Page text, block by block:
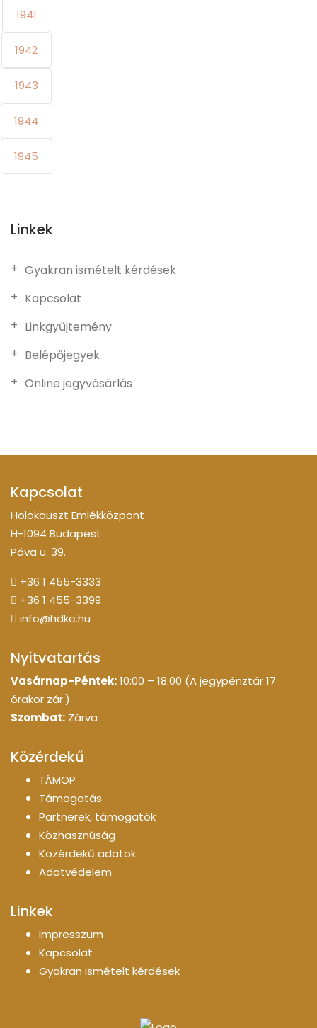
1941
1942
1943
1944
1945
Linkek
Gyakran ismételt kérdések
Kapcsolat
Linkgyűjtemény
Belépőjegyek
Online jegyvásárlás
Kapcsolat
Holokauszt Emlékközpont
H-1094 Budapest
Páva u. 39.
+36 1 455-3333
+36 1 455-3399
info@hdke.hu
Nyitvatartás
Vasárnap-Péntek:10:00 – 18:00 (A jegypénztár 17
órakor zár.)
Szombat: Zárva
Közérdekű
TÁMOP
Támogatás
Partnerek, támogatók
Közhasznúság
Közérdekű adatok
Adatvédelem
Linkek
Impresszum
Kapcsolat
Gyakran ismételt kérdések